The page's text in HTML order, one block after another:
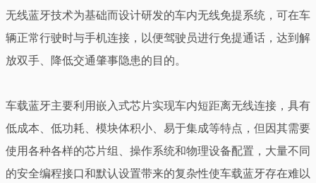
无线蓝牙技术为基础而设计研发的车内无线免提系统，可在车
辆正常行驶时与手机连接，以便驾驶员进行免提通话，达到解
放双手、降低交通肇事隐患的目的。
车载蓝牙主要利用嵌入式芯片实现车内短距离无线连接，具有
低成本、低功耗、模块体积小、易于集成等特点，但因其需要
使用各种各样的芯片组、操作系统和物理设备配置，大量不同
的安全编程接口和默认设置带来的复杂性使车载蓝牙存在难以